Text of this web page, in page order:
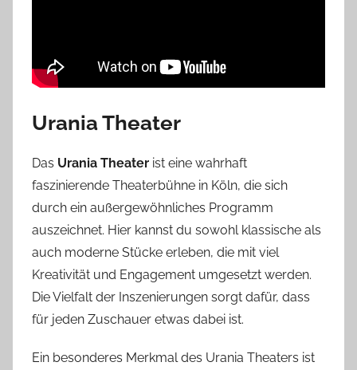
Urania Theater
Das Urania Theater ist eine wahrhaft
faszinierende Theaterbühne in Köln, die sich
durch ein außergewöhnliches Programm
auszeichnet. Hier kannst du sowohl klassische als
auch moderne Stücke erleben, die mit viel
Kreativität und Engagement umgesetzt werden.
Die Vielfalt der Inszenierungen sorgt dafür, dass
für jeden Zuschauer etwas dabei ist.
Ein besonderes Merkmal des Urania Theaters ist